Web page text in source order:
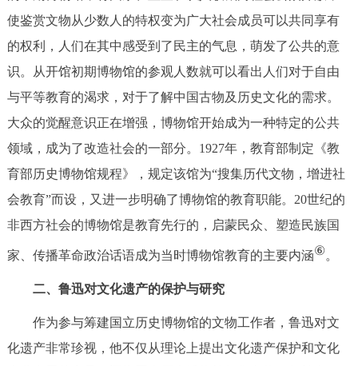
使鉴赏文物从少数人的特权变为广大社会成员可以共同享有
的权利，人们在其中感受到了民主的气息，萌发了公共的意
识。从开馆初期博物馆的参观人数就可以看出人们对于自由
与平等教育的渴求，对于了解中国古物及历史文化的需求。
大众的觉醒意识正在增强，博物馆开始成为一种特定的公共
领域，成为了改造社会的一部分。1927年，教育部制定《教
育部历史博物馆规程》，规定该馆为“搜集历代文物，增进社
会教育”而设，又进一步明确了博物馆的教育职能。20世纪的
非西方社会的博物馆是教育先行的，启蒙民众、塑造民族国
家、传播革命政治话语成为当时博物馆教育的主要内涵⑥。
二、鲁迅对文化遗产的保护与研究
作为参与筹建国立历史博物馆的文物工作者，鲁迅对文
化遗产非常珍视，他不仅从理论上提出文化遗产保护和文化